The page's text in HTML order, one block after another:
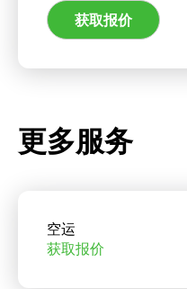
获取报价
更多服务
空运
获取报价